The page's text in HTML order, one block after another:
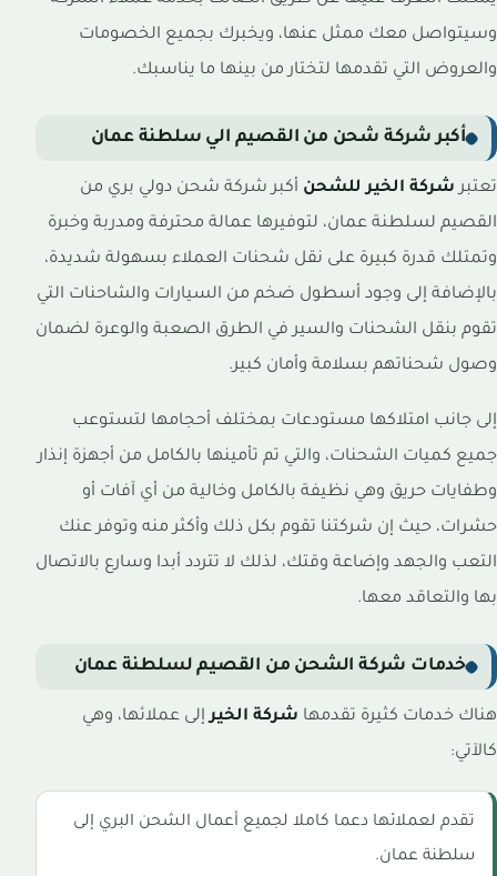
وسيتواصل معك ممثل عنها، ويخبرك بجميع الخصومات
والعروض التي تقدمها لتختار من بينها ما يناسبك.
أكبر شركة شحن من القصيم الي سلطنة عمان
تعتبر شركة الخير للشحن أكبر شركة شحن دولي بري من
القصيم لسلطنة عمان، لتوفيرها عمالة محترفة ومدربة وخبرة
وتمتلك قدرة كبيرة على نقل شحنات العملاء بسهولة شديدة،
بالإضافة إلى وجود أسطول ضخم من السيارات والشاحنات التي
تقوم بنقل الشحنات والسير في الطرق الصعبة والوعرة لضمان
وصول شحناتهم بسلامة وأمان كبير.
إلى جانب امتلاكها مستودعات بمختلف أحجامها لتستوعب
جميع كميات الشحنات، والتي تم تأمينها بالكامل من أجهزة إنذار
وطفايات حريق وهي نظيفة بالكامل وخالية من أي آفات أو
حشرات، حيث إن شركتنا تقوم بكل ذلك وأكثر منه وتوفر عنك
التعب والجهد وإضاعة وقتك، لذلك لا تتردد أبدا وسارع بالاتصال
بها والتعاقد معها.
خدمات شركة الشحن من القصيم لسلطنة عمان
هناك خدمات كثيرة تقدمها شركة الخيرإلى عملائها، وهي
كالآتي:
تقدم لعملائها دعما كاملا لجميع أعمال الشحن البري إلى
سلطنة عمان.